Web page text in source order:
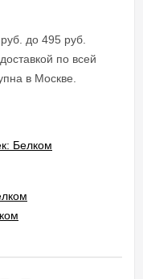
до 495 руб.
по всей
в Москве.
Белком